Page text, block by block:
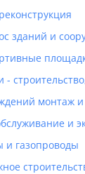
зданий и
-
монтаж
и
и газопроводы